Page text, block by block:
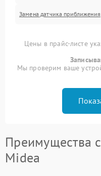
Замена датчика приближения
Цены в прайс-листе
Мы проверим ваше
Преимущества
Midea